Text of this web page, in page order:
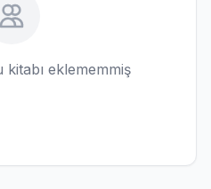
eklememmiş